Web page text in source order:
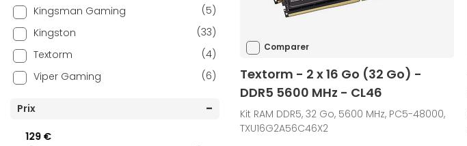
Kingsman Gaming
(5)
Kingston
(33)
Textorm
(4)
Viper Gaming
(6)
Prix
129 €
Comparer
Textorm - 2 x 16 Go (32 Go) -
DDR5 5600 MHz - CL46
Kit RAM DDR5, 32 Go, 5600 MHz, PC5-48000,
TXU16G2A56C46X2